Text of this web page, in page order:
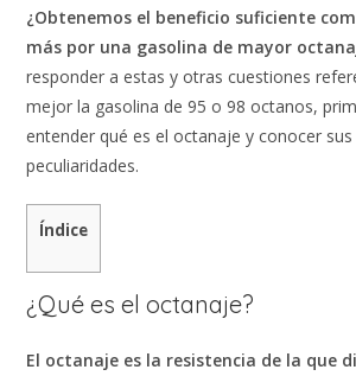
¿Obtenemos el beneficio suficiente
más por una gasolina de mayor
responder a estas y otras cuestiones
mejor la gasolina de 95 o 98 octanos,
entender qué es el octanaje y conocer sus
peculiaridades.
Índice
¿Qué es el octanaje?
El octanaje es la resistencia de la que